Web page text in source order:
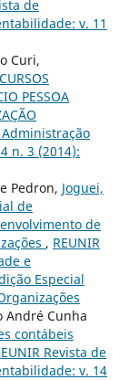
de
v. 11
Curi,
PESSOA
Administração
n. 3 (2014):
Pedron, Joguei,
de
de
, REUNIR
e
Especial
André Cunha
contábeis
Revista de
v. 14